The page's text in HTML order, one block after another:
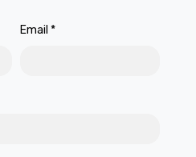
Email *